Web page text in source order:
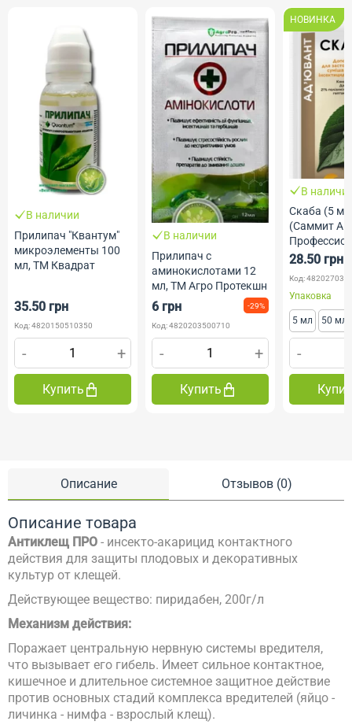
Описание Отзывов (0)
Описание товара
Антиклещ ПРО - инсекто-акарицид контактного
действия для защиты плодовых и декоративных
культур от клещей.
Действующее вещество: пиридабен, 200г/л
Механизм действия:
Поражает центральную нервную системы вредителя,
что вызывает его гибель. Имеет сильное контактное,
кишечное и длительное системное защитное действие
против основных стадий комплекса вредителей (яйцо -
личинка - нимфа - взрослый клещ).
В наличии
Прилипач "Квантум"
микроэлементы 100
мл, ТМ Квадрат
35.50 грн
Код: 4820150510350
- +
Купить
В наличии
Прилипач с
аминокислотами 12
мл, ТМ Агро Протекшн
6 грн -29%
Код: 4820203500710
- +
Купить
НОВИНКА
В
Скаба (5
(Саммит
Семена
28.50 грн
Код:
Упаковка
5 мл 50 мл
-